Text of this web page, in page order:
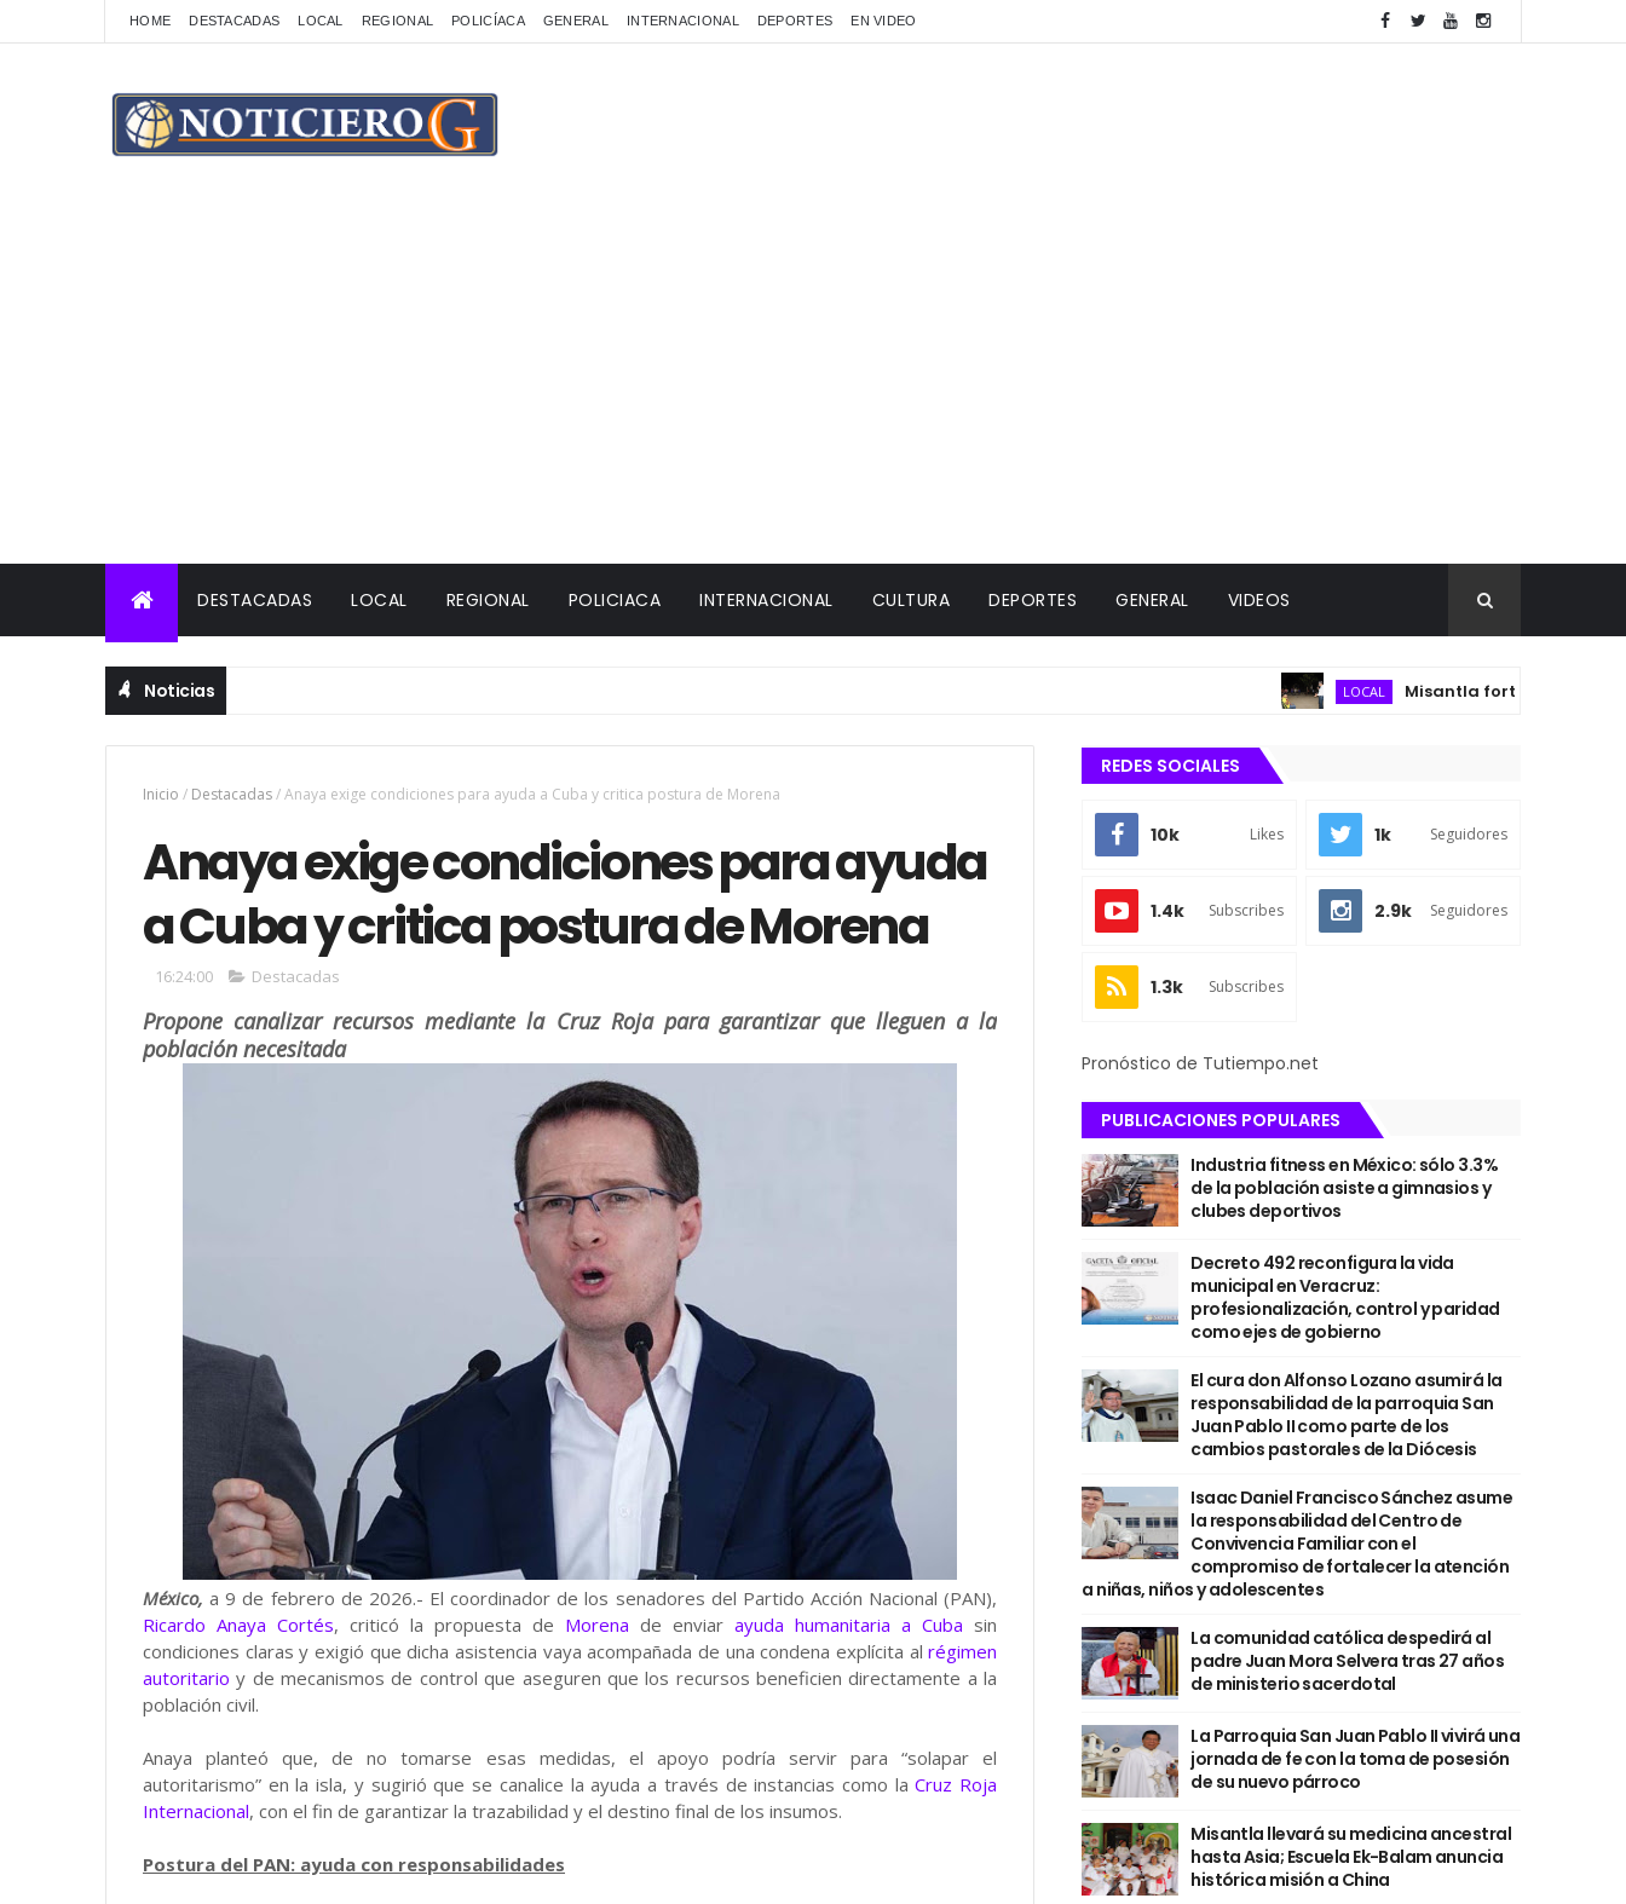
HOME DESTACADAS LOCAL REGIONAL POLICÍACA GENERAL INTERNACIONAL DEPORTES EN VIDEO
DESTACADAS LOCAL REGIONAL POLICIACA INTERNACIONAL CULTURA DEPORTES GENERAL VIDEOS
Noticias LOCAL Misantla fortalece
Inicio / Destacadas/Anaya exige condiciones para ayuda a Cuba y critica postura de Morena
Anaya exige condiciones para ayuda
a Cuba y critica postura de Morena
16:24:00 Destacadas
Propone canalizar recursos mediante la Cruz Roja para garantizar que lleguen a la
población necesitada
México, a 9 de febrero de 2026.- El coordinador de los senadores del Partido Acción Nacional (PAN),
Ricardo Anaya Cortés, criticó la propuesta de Morena de enviarayuda humanitaria a Cuba sin
condiciones claras y exigió que dicha asistencia vaya acompañada de una condena explícita alrégimen
autoritario y de mecanismos de control que aseguren que los recursos beneficien directamente a la
población civil.
Anaya planteó que, de no tomarse esas medidas, el apoyo podría servir para “solapar el
autoritarismo” en la isla, y sugirió que se canalice la ayuda a través de instancias como laCruz Roja
Internacional, con el fin de garantizar la trazabilidad y el destino final de los insumos.
Postura del PAN: ayuda con responsabilidades
REDES SOCIALES
10k Likes 1k Seguidores
1.4k Subscribes 2.9k Seguidores
1.3k Subscribes
Pronóstico de Tutiempo.net
PUBLICACIONES POPULARES
Industria fitness en México: sólo 3.3%
de la población asiste a gimnasios y
clubes deportivos
Decreto 492 reconfigura la vida
municipal en Veracruz:
profesionalización, control y paridad
como ejes de gobierno
El cura don Alfonso Lozano asumirá la
responsabilidad de la parroquia San
Juan Pablo II como parte de los
cambios pastorales de la Diócesis
Isaac Daniel Francisco Sánchez asume
la responsabilidad del Centro de
Convivencia Familiar con el
compromiso de fortalecer la atención
a niñas, niños y adolescentes
La comunidad católica despedirá al
padre Juan Mora Selvera tras 27 años
de ministerio sacerdotal
La Parroquia San Juan Pablo II vivirá una
jornada de fe con la toma de posesión
de su nuevo párroco
Misantla llevará su medicina ancestral
hasta Asia; Escuela Ek-Balam anuncia
histórica misión a China